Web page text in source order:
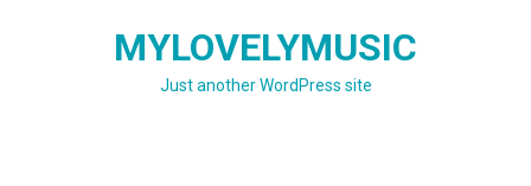
MYLOVELYMUSIC
Just another WordPress site